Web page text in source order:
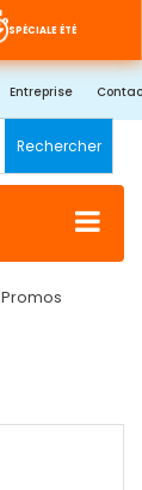
SPÉCIALE ÉTÉ
Entreprise
Rechercher
Promos